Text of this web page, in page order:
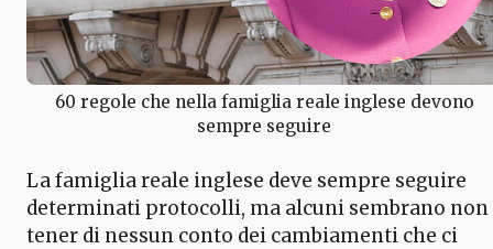
60 regole che nella famiglia reale inglese devono
sempre seguire
La famiglia reale inglese deve sempre seguire
determinati protocolli, ma alcuni sembrano non
tener di nessun conto dei cambiamenti che ci